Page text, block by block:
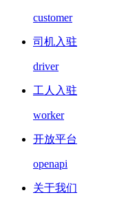
customer
司机入驻
driver
工人入驻
worker
开放平台
openapi
关于我们